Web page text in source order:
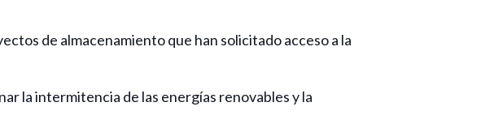
de almacenamiento que han solicitado acceso a la
la intermitencia de las energías renovables y la